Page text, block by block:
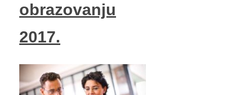
obrazovanju
2017.